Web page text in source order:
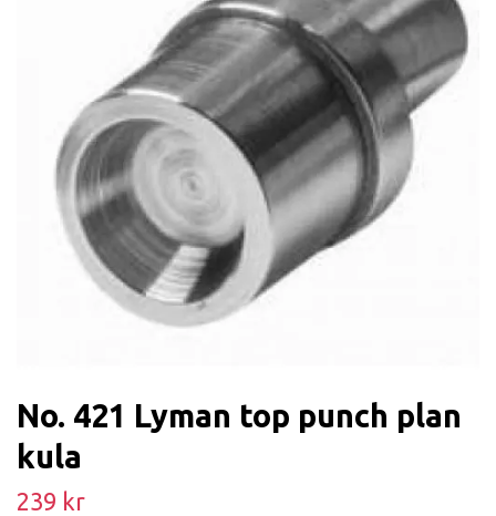
No. 421 Lyman top punch plan
kula
239 kr